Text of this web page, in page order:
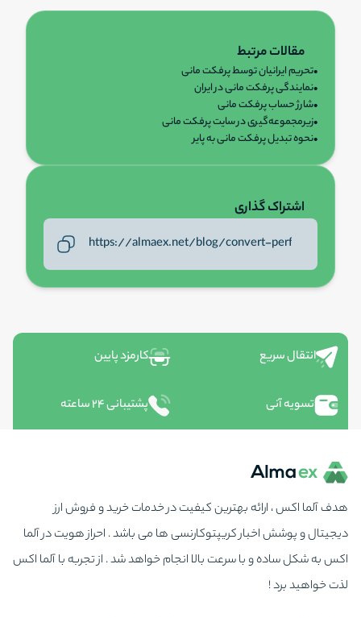
مقالات مرتبط
•تحریم ایرانیان توسط پرفکت مانی
•نمایندگی پرفکت مانی در ایران
•شارژ حساب پرفکت مانی
•زیرمجموعه‌گیری در سایت پرفکت مانی
•نحوه تبدیل پرفکت مانی به پایر
اشتراک گذاری
انتقال سریع کارمزد پایین
تسویه آنی پشتیبانی ۲۴ ساعته
هدف آلما اکس ، ارائه بهترین کیفیت در خدمات خرید و فروش ارز
دیجیتال و پوشش اخبار کریپتوکارنسی ها می باشد . احراز هویت در آلما
اکس به شکل ساده و با سرعت بالا انجام خواهد شد . از تجربه با آلما اکس
لذت خواهید برد !